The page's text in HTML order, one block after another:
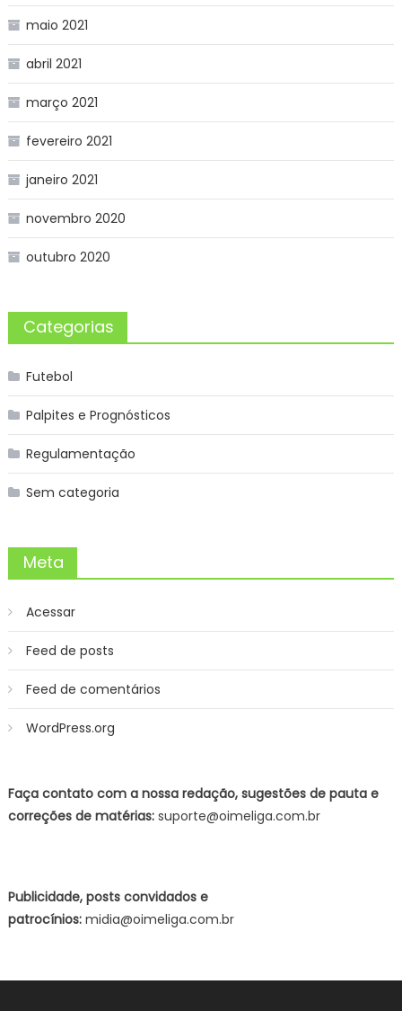
maio 2021
abril 2021
março 2021
fevereiro 2021
janeiro 2021
novembro 2020
outubro 2020
Categorias
Futebol
Palpites e Prognósticos
Regulamentação
Sem categoria
Meta
Acessar
Feed de posts
Feed de comentários
WordPress.org
Faça contato com a nossa redação, sugestões de pauta e
correções de matérias:suporte@oimeliga.com.br
Publicidade, posts convidados e
patrocínios:midia@oimeliga.com.br